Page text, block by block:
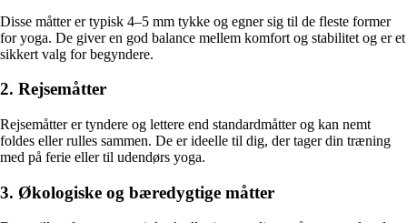
Disse måtter er typisk 4–5 mm tykke og egner sig til de fleste former
for yoga. De giver en god balance mellem komfort og stabilitet og er et
sikkert valg for begyndere.
2. Rejsemåtter
Rejsemåtter er tyndere og lettere end standardmåtter og kan nemt
foldes eller rulles sammen. De er ideelle til dig, der tager din træning
med på ferie eller til udendørs yoga.
3. Økologiske og bæredygtige måtter